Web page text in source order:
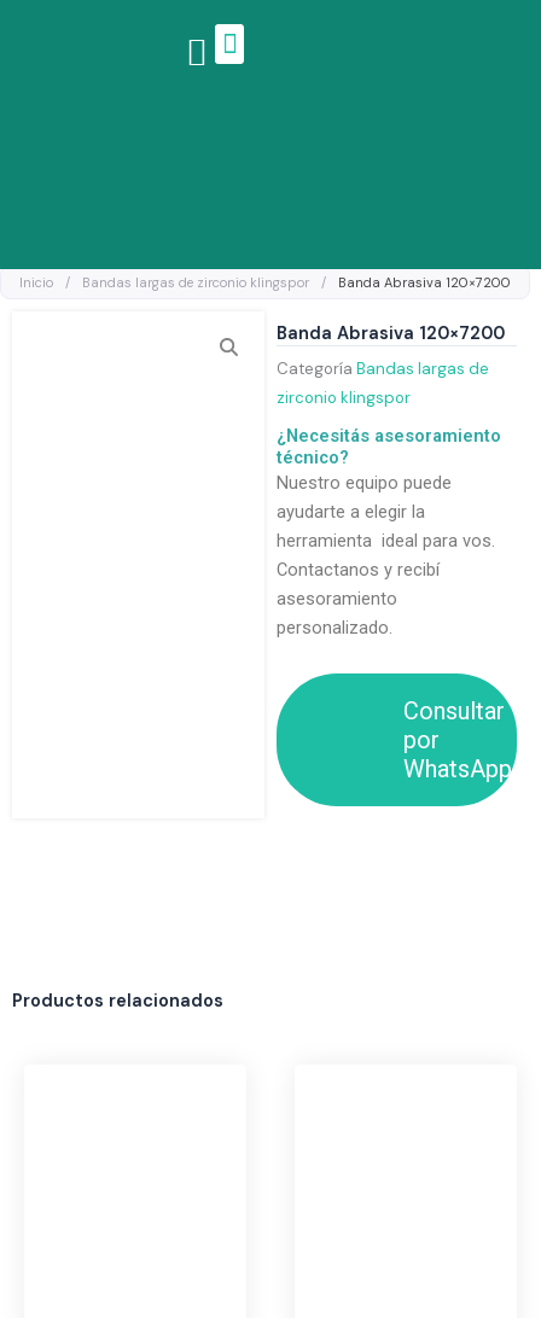
Inicio / Bandas largas de zirconio klingspor / Banda Abrasiva 120×7200
Banda Abrasiva 120×7200
Categoría Bandas largas de
zirconio klingspor
¿Necesitás asesoramiento
técnico?
Nuestro equipo puede
ayudarte a elegir la
herramienta ideal para vos.
Contactanos y recibí
asesoramiento
personalizado.
Consultar
por
WhatsApp
Productos relacionados